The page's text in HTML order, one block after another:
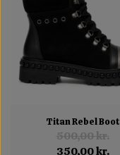
Titan Rebel Boot
500,00 kr.
350,00 kr.